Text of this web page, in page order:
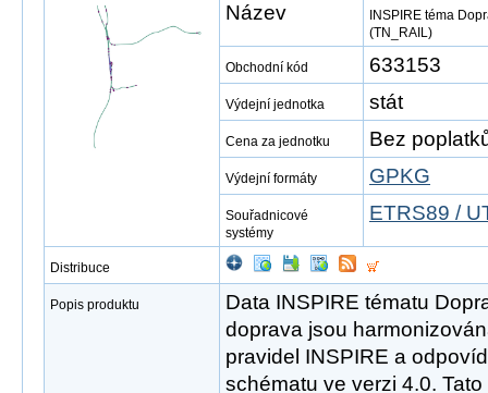
Název
INSPIRE téma
(TN_RAIL)
Obchodní kód 633153
Výdejní jednotka stát
Cena za jednotku Bez
Výdejní formáty GPKG
Souřadnicové
systémy
ETRS89 /
Distribuce
Popis produktu
Data INSPIRE tématu
doprava jsou
pravidel INSPIRE a
schématu ve verzi 4.0.